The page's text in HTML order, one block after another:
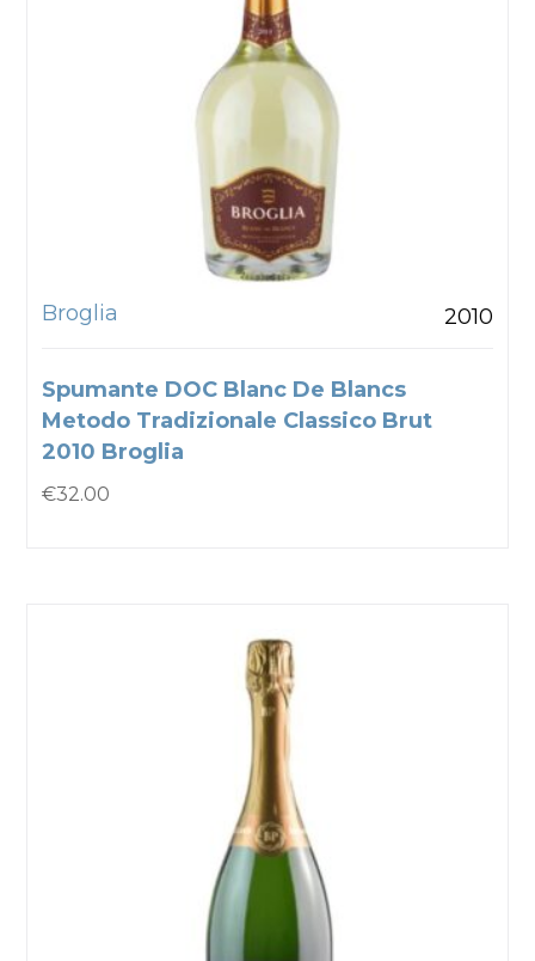
Broglia 2010
Spumante DOC Blanc De Blancs
Metodo Tradizionale Classico Brut
2010 Broglia
€32.00